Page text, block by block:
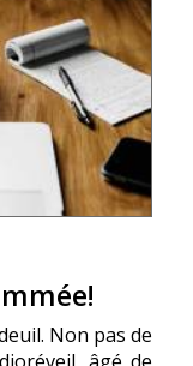
Non pas de